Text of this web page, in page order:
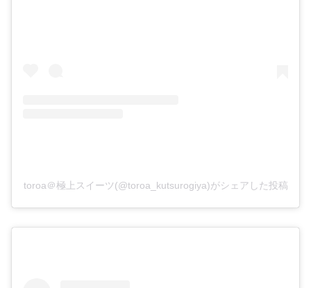
toroa＠極上スイーツ(@toroa_kutsurogiya)がシェアした投稿